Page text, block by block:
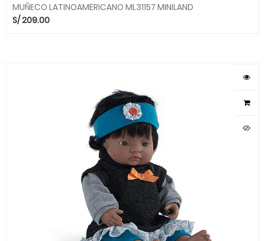
MUÑECO LATINOAMERICANO ML31157 MINILAND
S/209.00